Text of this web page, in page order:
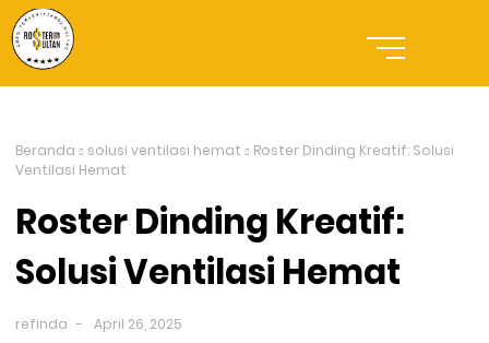
Beranda solusi ventilasi hemat
Roster Dinding Kreatif: Solusi
Ventilasi Hemat
Roster Dinding Kreatif:
Solusi Ventilasi Hemat
refinda April 26, 2025